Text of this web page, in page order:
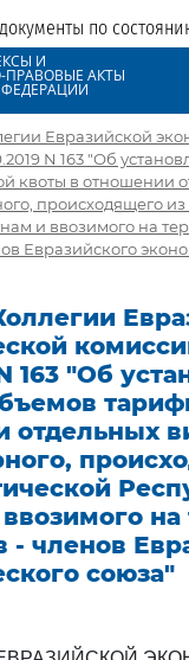
по
И
АКТЫ
Евразийской
N 163 "Об
квоты в отношении
происходящего
и ввозимого на
Евразийского
163 "Об
отдельных
- членов
союза"